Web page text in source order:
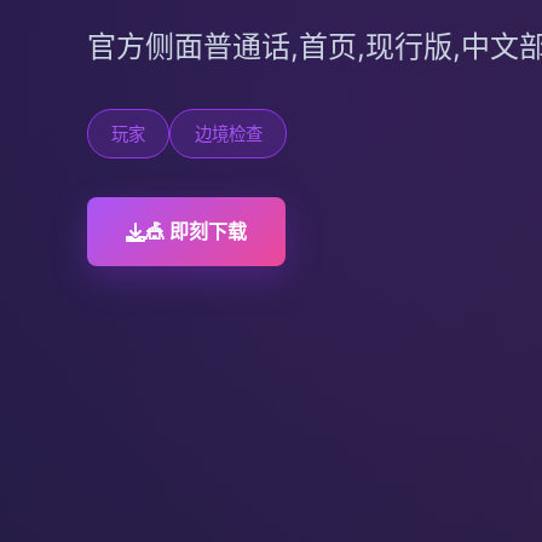
官方侧面普通话,首页,现行版,中文
玩家 边境检查
🎪 即刻下载